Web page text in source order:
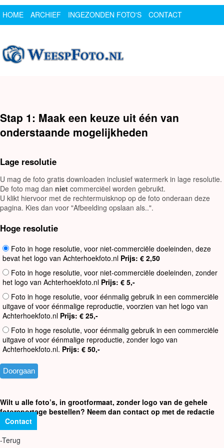
HOME ARCHIEF INGEZONDEN FOTO'S
CONTACT
Stap 1: Maak een keuze uit één van
onderstaande mogelijkheden
Lage resolutie
U mag de foto gratis downloaden inclusief watermerk in lage resolutie.
De foto mag dan niet commerciëel worden gebruikt.
U klikt hiervoor met de rechtermuisknop op de foto onderaan deze
pagina. Kies dan voor "Afbeelding opslaan als..".
Hoge resolutie
Foto in hoge resolutie, voor niet-commerciële doeleinden, deze
bevat het logo van Achterhoekfoto.nl Prijs: € 2,50
Foto in hoge resolutie, voor niet-commerciële doeleinden, zonder
het logo van Achterhoekfoto.nl Prijs: € 5,-
Foto in hoge resolutie, voor éénmalig gebruik in een commerciële
uitgave of voor éénmalige reproductie, voorzien van het logo van
Achterhoekfoto.nl Prijs: € 25,-
Foto in hoge resolutie, voor éénmalig gebruik in een commerciële
uitgave of voor éénmalige reproductie, zonder logo van
Achterhoekfoto.nl. Prijs: € 50,-
Wilt u alle foto’s, in grootformaat, zonder logo van de gehele
fotoreportage bestellen? Neem dan contact op met de redactie
Contact
-Terug